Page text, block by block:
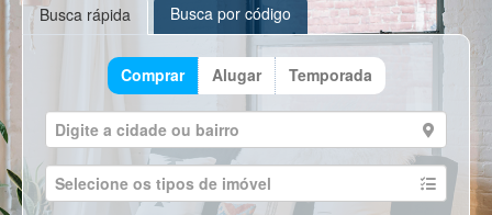
Busca rápida Busca por código
Comprar Alugar Temporada